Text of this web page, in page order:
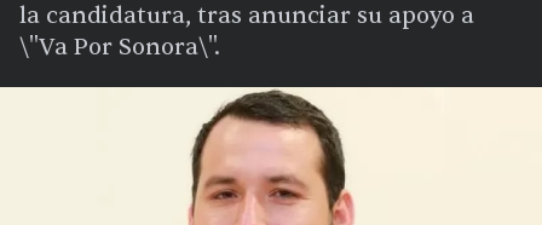
la candidatura, tras anunciar su apoyo a
\"Va Por Sonora\".